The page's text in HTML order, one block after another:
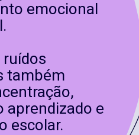
emocional
ruídos
também
aprendizado e
escolar.